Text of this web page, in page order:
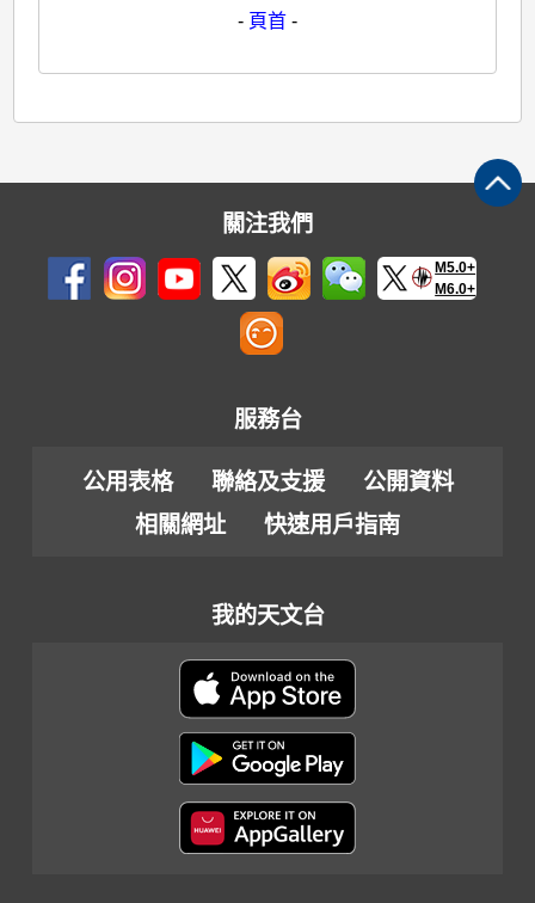
- 頁首 -
關注我們
M5.0+
M6.0+
服務台
公用表格 聯絡及支援
公開資料
相關網址
快速用戶指南
我的天文台